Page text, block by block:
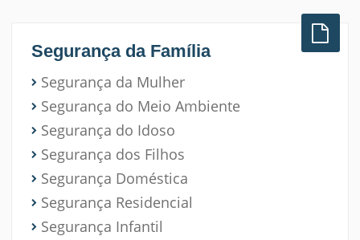
Segurança da Família
Segurança da Mulher
Segurança do Meio Ambiente
Segurança do Idoso
Segurança dos Filhos
Segurança Doméstica
Segurança Residencial
Segurança Infantil